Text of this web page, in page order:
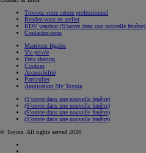
Trouvez votre centre professionnel
Rendez-vous en atelier
RDV vendeur(S'ouvre dans une nouvelle fenêtre)
Contactez-nous
Mentions légales
Vie privée
Data sharing
Cookies
Accessibilité
Particulier
Application My Toyota
(S'ouvre dans une nouvelle fenêtre)
(S'ouvre dans une nouvelle fenêtre)
(S'ouvre dans une nouvelle fenêtre)
(S'ouvre dans une nouvelle fenêtre)
© Toyota. All rights served 2026